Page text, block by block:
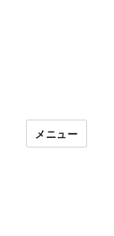
メニュー